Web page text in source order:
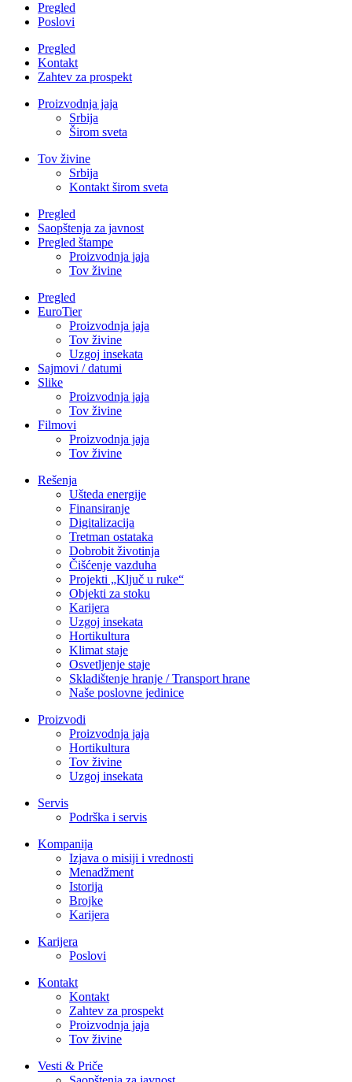
Pregled
Poslovi
Pregled
Kontakt
Zahtev za prospekt
Proizvodnja jaja
Srbija
Širom sveta
Tov živine
Srbija
Kontakt širom sveta
Pregled
Saopštenja za javnost
Pregled štampe
Proizvodnja jaja
Tov živine
Pregled
EuroTier
Proizvodnja jaja
Tov živine
Uzgoj insekata
Sajmovi / datumi
Slike
Proizvodnja jaja
Tov živine
Filmovi
Proizvodnja jaja
Tov živine
Rešenja
Ušteda energije
Finansiranje
Digitalizacija
Tretman ostataka
Dobrobit životinja
Čišćenje vazduha
Projekti „Ključ u ruke“
Objekti za stoku
Karijera
Uzgoj insekata
Hortikultura
Klimat staje
Osvetljenje staje
Skladištenje hranje / Transport hrane
Naše poslovne jedinice
Proizvodi
Proizvodnja jaja
Hortikultura
Tov živine
Uzgoj insekata
Servis
Podrška i servis
Kompanija
Izjava o misiji i vrednosti
Menadžment
Istorija
Brojke
Karijera
Karijera
Poslovi
Kontakt
Kontakt
Zahtev za prospekt
Proizvodnja jaja
Tov živine
Vesti & Priče